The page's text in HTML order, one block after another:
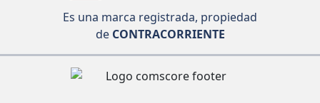
Es una marca registrada, propiedad
deCONTRACORRIENTE